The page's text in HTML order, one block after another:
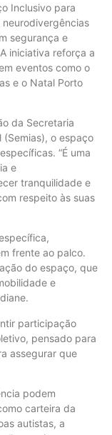
Inclusivo para
segurança e
iniciativa reforça a
eventos como o
e o Natal Porto
da Secretaria
(Semias), o espaço
“É uma
e
tranquilidade e
respeito às suas
frente ao palco.
do espaço, que
e
participação
pensado para
assegurar que
podem
carteira da
autistas, a